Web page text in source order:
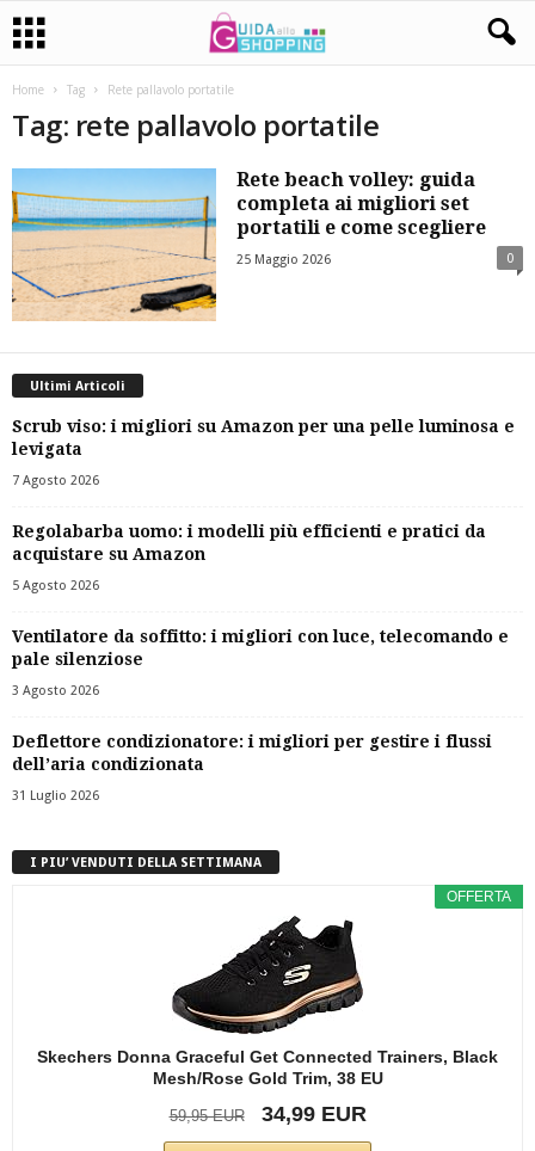
Home Tag Rete pallavolo portatile
Tag: rete pallavolo portatile
Rete beach volley: guida
completa ai migliori set
portatili e come scegliere
25 Maggio 2026 0
Ultimi Articoli
Scrub viso: i migliori su Amazon per una pelle luminosa e
levigata
7 Agosto 2026
Regolabarba uomo: i modelli più efficienti e pratici da
acquistare su Amazon
5 Agosto 2026
Ventilatore da soffitto: i migliori con luce, telecomando e
pale silenziose
3 Agosto 2026
Deflettore condizionatore: i migliori per gestire i flussi
dell’aria condizionata
31 Luglio 2026
I PIU’ VENDUTI DELLA SETTIMANA
OFFERTA
Skechers Donna Graceful Get Connected Trainers, Black
Mesh/Rose Gold Trim, 38 EU
59,95 EUR 34,99 EUR